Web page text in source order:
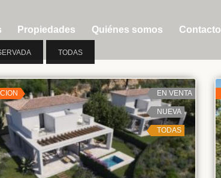
Propiedades Quiénes somos Contacto
TODAS
EN VENTA
NUEVA
TODAS